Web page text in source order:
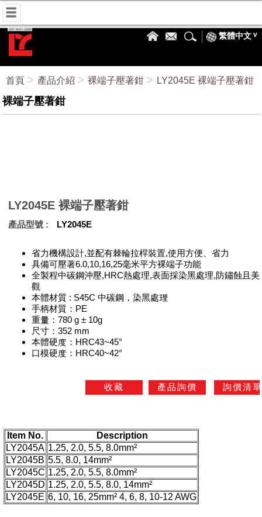
繁體中文
首頁 產品介紹 裸端子壓著鉗 LY2045E 裸端子壓著鉗
裸端子壓著鉗
LY2045E 裸端子壓著鉗
產品型號 LY2045E
省力機構設計,並配有棘輪拉桿裝置,使用方便、省力
具備可壓著6.0,10,16,25毫米平方裸端子功能
全製程中碳鋼沖壓,HRC熱處理,表面採染黑處理,防鏽蝕且美
觀
本體材質 : S45C 中碳鋼，染黑處理
手柄材質：PE
重量：780 g ± 10g
尺寸：352 mm
本體硬度：HRC43~45°
口模硬度：HRC40~42°
Item No.
Description
LY2045A 1.25, 2.0, 5.5, 8.0mm²
LY2045B 5.5, 8.0, 14mm²
LY2045C 1.25, 2.0, 5.5, 8.0mm²
LY2045D 1.25, 2.0, 5.5, 8.0, 14mm²
LY2045E 6, 10, 16, 25mm² 4, 6, 8, 10-12 AWG